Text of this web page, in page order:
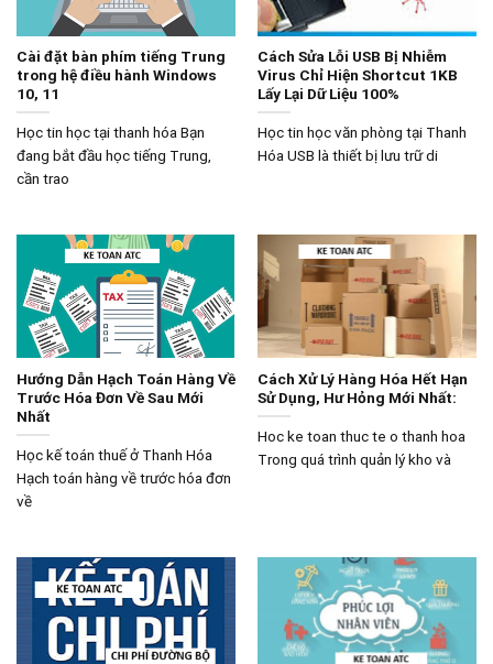
Cài đặt bàn phím tiếng Trung
trong hệ điều hành Windows
10, 11
Học tin học tại thanh hóa Bạn
đang bắt đầu học tiếng Trung,
cần trao
Cách Sửa Lỗi USB Bị Nhiễm
Virus Chỉ Hiện Shortcut 1KB
Lấy Lại Dữ Liệu 100%
Học tin học văn phòng tại Thanh
Hóa USB là thiết bị lưu trữ di
Hướng Dẫn Hạch Toán Hàng Về
Trước Hóa Đơn Về Sau Mới
Nhất
Học kế toán thuế ở Thanh Hóa
Hạch toán hàng về trước hóa đơn
về
Cách Xử Lý Hàng Hóa Hết Hạn
Sử Dụng, Hư Hỏng Mới Nhất:
Hoc ke toan thuc te o thanh hoa
Trong quá trình quản lý kho và